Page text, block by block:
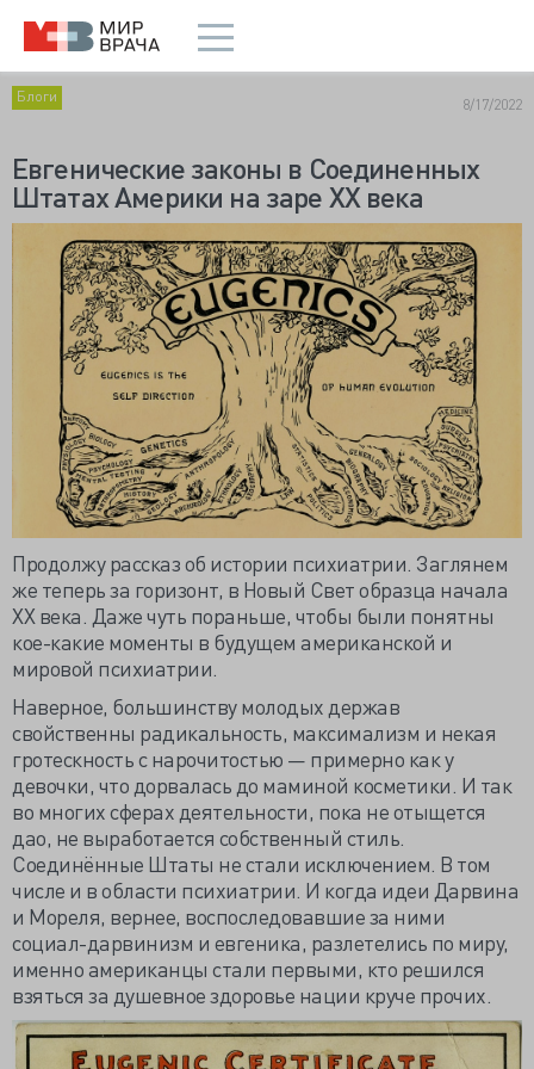
Блоги 8/17/2022
Евгенические законы в Соединенных
Штатах Америки на заре XX века
Продолжу рассказ об истории психиатрии. Заглянем
же теперь за горизонт, в Новый Свет образца начала
XX века. Даже чуть пораньше, чтобы были понятны
кое-какие моменты в будущем американской и
мировой психиатрии.
Наверное, большинству молодых держав
свойственны радикальность, максимализм и некая
гротескность с нарочитостью — примерно как у
девочки, что дорвалась до маминой косметики. И так
во многих сферах деятельности, пока не отыщется
дао, не выработается собственный стиль.
Соединённые Штаты не стали исключением. В том
числе и в области психиатрии. И когда идеи Дарвина
и Мореля, вернее, воспоследовавшие за ними
социал-дарвинизм и евгеника, разлетелись по миру,
именно американцы стали первыми, кто решился
взяться за душевное здоровье нации круче прочих.